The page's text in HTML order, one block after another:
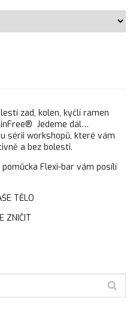
zad, kolen, kyčlí ramen
Jedeme dál…
sérii workshopů, které vám
a bez bolesti.
Flexi-bar vám posílí
TĚLO
ZNIČIT